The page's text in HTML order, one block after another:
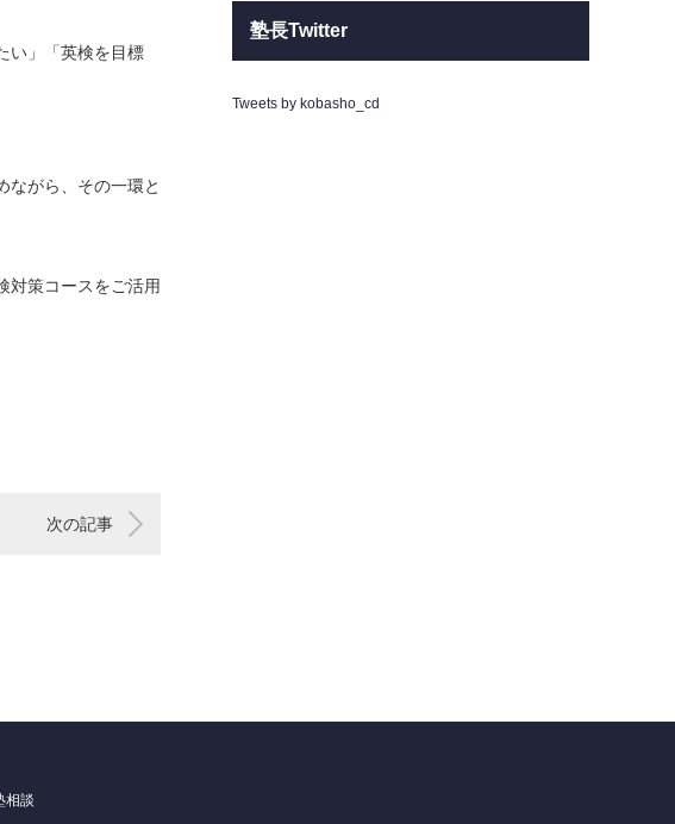
い」「英検を目標
ながら、その一環と
対策コースをご活用
次の記事
塾長Twitter
Tweets by kobasho_cd
相談